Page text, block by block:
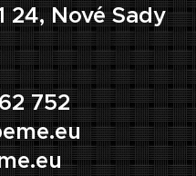
24, Nové Sady
752